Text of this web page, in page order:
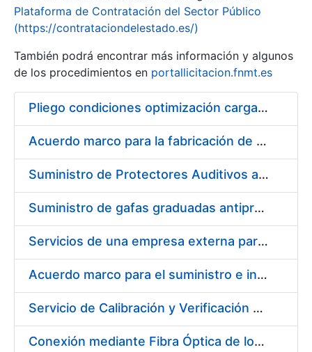
Plataforma de Contratación del Sector Público
(https://contrataciondelestado.es/)
También podrá encontrar más información y algunos
de los procedimientos en portallicitacion.fnmt.es
Pliego condiciones optimización cargas compras firmado
Acuerdo marco para la fabricación de piezas
Suministro de Protectores Auditivos a medida para las personas trabajadoras de los Centros de Trabajo de Madrid y Burgos
Suministro de gafas graduadas antiproyecciones para los trabajadores de la FNMT-RCM en los centros de trabajo de Madrid y Burgos
Servicios de una empresa externa para el asesoramiento y resolución de los recursos de alzada que se presentan relacionados con procesos de selección para la FNMT-RCM
Acuerdo marco para el suministro e instalación de persianas, estores y otros complementos
Servicio de Calibración y Verificación Externa de los Equipos de Medición del Servicio de Prevención de la FNMT-RCM
Conexión mediante Fibra Óptica de los Centros de Proceso de Datos (CPDs) de las sedes de la FNMT-RCM de Burgos y Madrid